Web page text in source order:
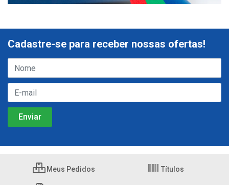
Cadastre-se para receber nossas ofertas!
Meus Pedidos Títulos